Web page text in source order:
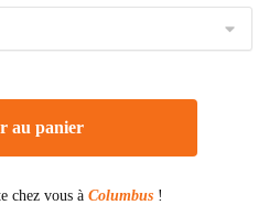
au panier
chez vous à Columbus !